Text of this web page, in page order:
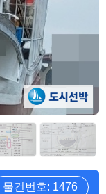
물건번호: 1476